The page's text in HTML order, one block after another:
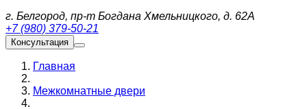
г. Белгород, пр-т Богдана Хмельницкого, д. 62А
+7 (980) 379-50-21
Консультация
Главная
Межкомнатные двери